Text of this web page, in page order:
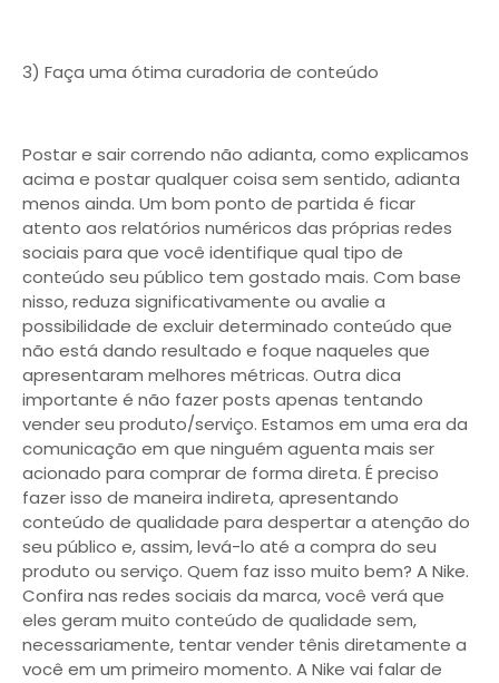
3) Faça uma ótima curadoria de conteúdo
Postar e sair correndo não adianta, como explicamos
acima e postar qualquer coisa sem sentido, adianta
menos ainda. Um bom ponto de partida é ficar
atento aos relatórios numéricos das próprias redes
sociais para que você identifique qual tipo de
conteúdo seu público tem gostado mais. Com base
nisso, reduza significativamente ou avalie a
possibilidade de excluir determinado conteúdo que
não está dando resultado e foque naqueles que
apresentaram melhores métricas. Outra dica
importante é não fazer posts apenas tentando
vender seu produto/serviço. Estamos em uma era da
comunicação em que ninguém aguenta mais ser
acionado para comprar de forma direta. É preciso
fazer isso de maneira indireta, apresentando
conteúdo de qualidade para despertar a atenção do
seu público e, assim, levá-lo até a compra do seu
produto ou serviço. Quem faz isso muito bem? A Nike.
Confira nas redes sociais da marca, você verá que
eles geram muito conteúdo de qualidade sem,
necessariamente, tentar vender tênis diretamente a
você em um primeiro momento. A Nike vai falar de